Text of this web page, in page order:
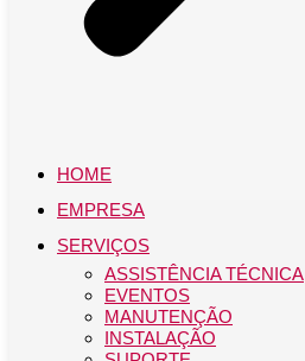
HOME
EMPRESA
SERVIÇOS
ASSISTÊNCIA TÉCNICA
EVENTOS
MANUTENÇÃO
INSTALAÇÃO